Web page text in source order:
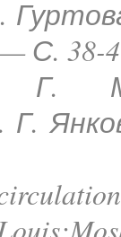
С. 38-
Г.
Г.